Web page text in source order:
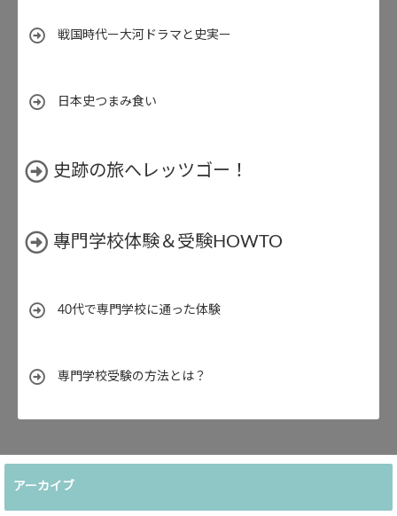
戦国時代ー大河ドラマと史実ー
日本史つまみ食い
史跡の旅へレッツゴー！
專門学校体験＆受験HOWTO
40代で専門学校に通った体験
専門学校受験の方法とは？
アーカイブ